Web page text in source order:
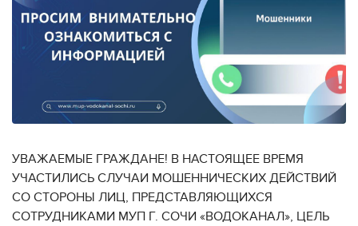
УВАЖАЕМЫЕ ГРАЖДАНЕ! В НАСТОЯЩЕЕ ВРЕМЯ
УЧАСТИЛИСЬ СЛУЧАИ МОШЕННИЧЕСКИХ ДЕЙСТВИЙ
СО СТОРОНЫ ЛИЦ, ПРЕДСТАВЛЯЮЩИХСЯ
СОТРУДНИКАМИ МУП Г. СОЧИ «ВОДОКАНАЛ», ЦЕЛЬ